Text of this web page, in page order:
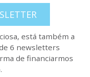
está também a
6 newsletters
de financiarmos